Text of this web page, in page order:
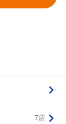
7店